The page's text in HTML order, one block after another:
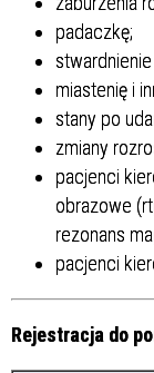
padaczkę;
miastenię i
stany po
zmiany
pacjenci
obrazowe
rezonans
pacjenci
Rejestracja do